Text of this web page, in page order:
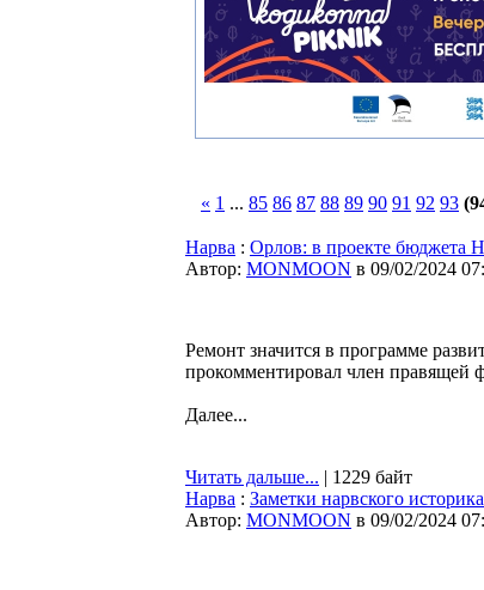
« 1 ... 85 86 87 88 89 90 91 92 93
Нарва : Орлов: в проекте бюджета
Автор: MONMOON в 09/02/2024
Ремонт значится в программе
прокомментировал член правящей
Далее...
Читать дальше... | 1229 байт
Нарва : Заметки нарвского
Автор: MONMOON в 09/02/2024